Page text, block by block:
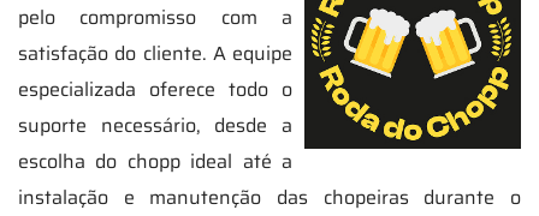
pelo compromisso com a
satisfação do cliente. A equipe
especializada oferece todo o
suporte necessário, desde a
escolha do chopp ideal até a
instalação e manutenção das chopeiras durante o